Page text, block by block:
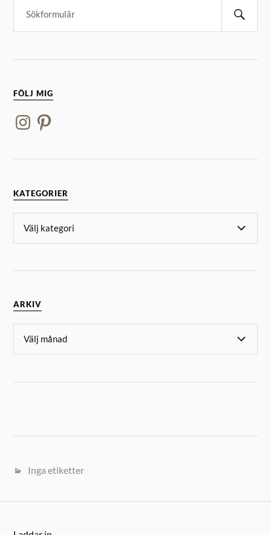
FÖLJ MIG
KATEGORIER
ARKIV
Inga etiketter